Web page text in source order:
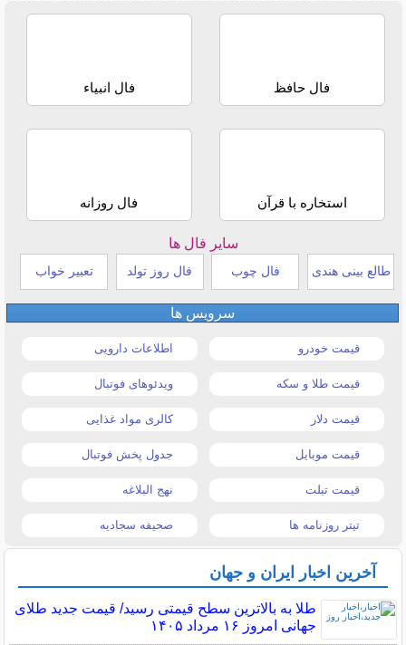
فال حافظ فال انبیاء
استخاره با قرآن فال روزانه
سایر فال ها
طالع بینی هندی فال چوب فال روز تولد تعبیر خواب
سرویس ها
قیمت خودرو اطلاعات دارویی
قیمت طلا و سکه ویدئوهای فوتبال
قیمت دلار کالری مواد غذایی
قیمت موبایل جدول پخش فوتبال
قیمت تبلت نهج البلاغه
تیتر روزنامه ها صحیفه سجادیه
آخرین اخبار ایران و جهان
طلا به بالاترین سطح قیمتی رسید/ قیمت جدید طلای
جهانی امروز ۱۶ مرداد ۱۴۰۵